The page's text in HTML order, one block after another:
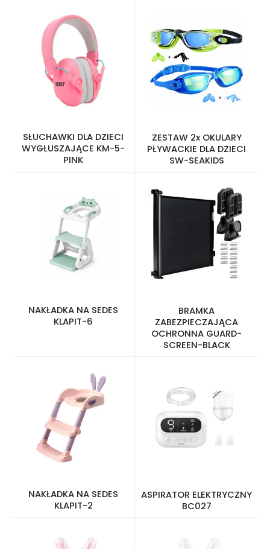
SŁUCHAWKI DLA DZIECI
WYGŁUSZAJĄCE KM-5-
PINK
ZESTAW 2x OKULARY
PŁYWACKIE DLA DZIECI
SW-SEAKIDS
NAKŁADKA NA SEDES
KLAPIT-6
BRAMKA
ZABEZPIECZAJĄCA
OCHRONNA GUARD-
SCREEN-BLACK
NAKŁADKA NA SEDES
KLAPIT-2
ASPIRATOR ELEKTRYCZNY
BC027